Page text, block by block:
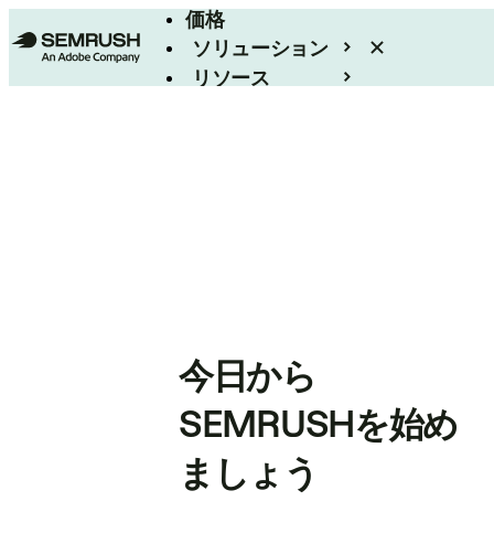
価格
ソリューション
リソース
今日から
SEMRUSHを始め
ましょう